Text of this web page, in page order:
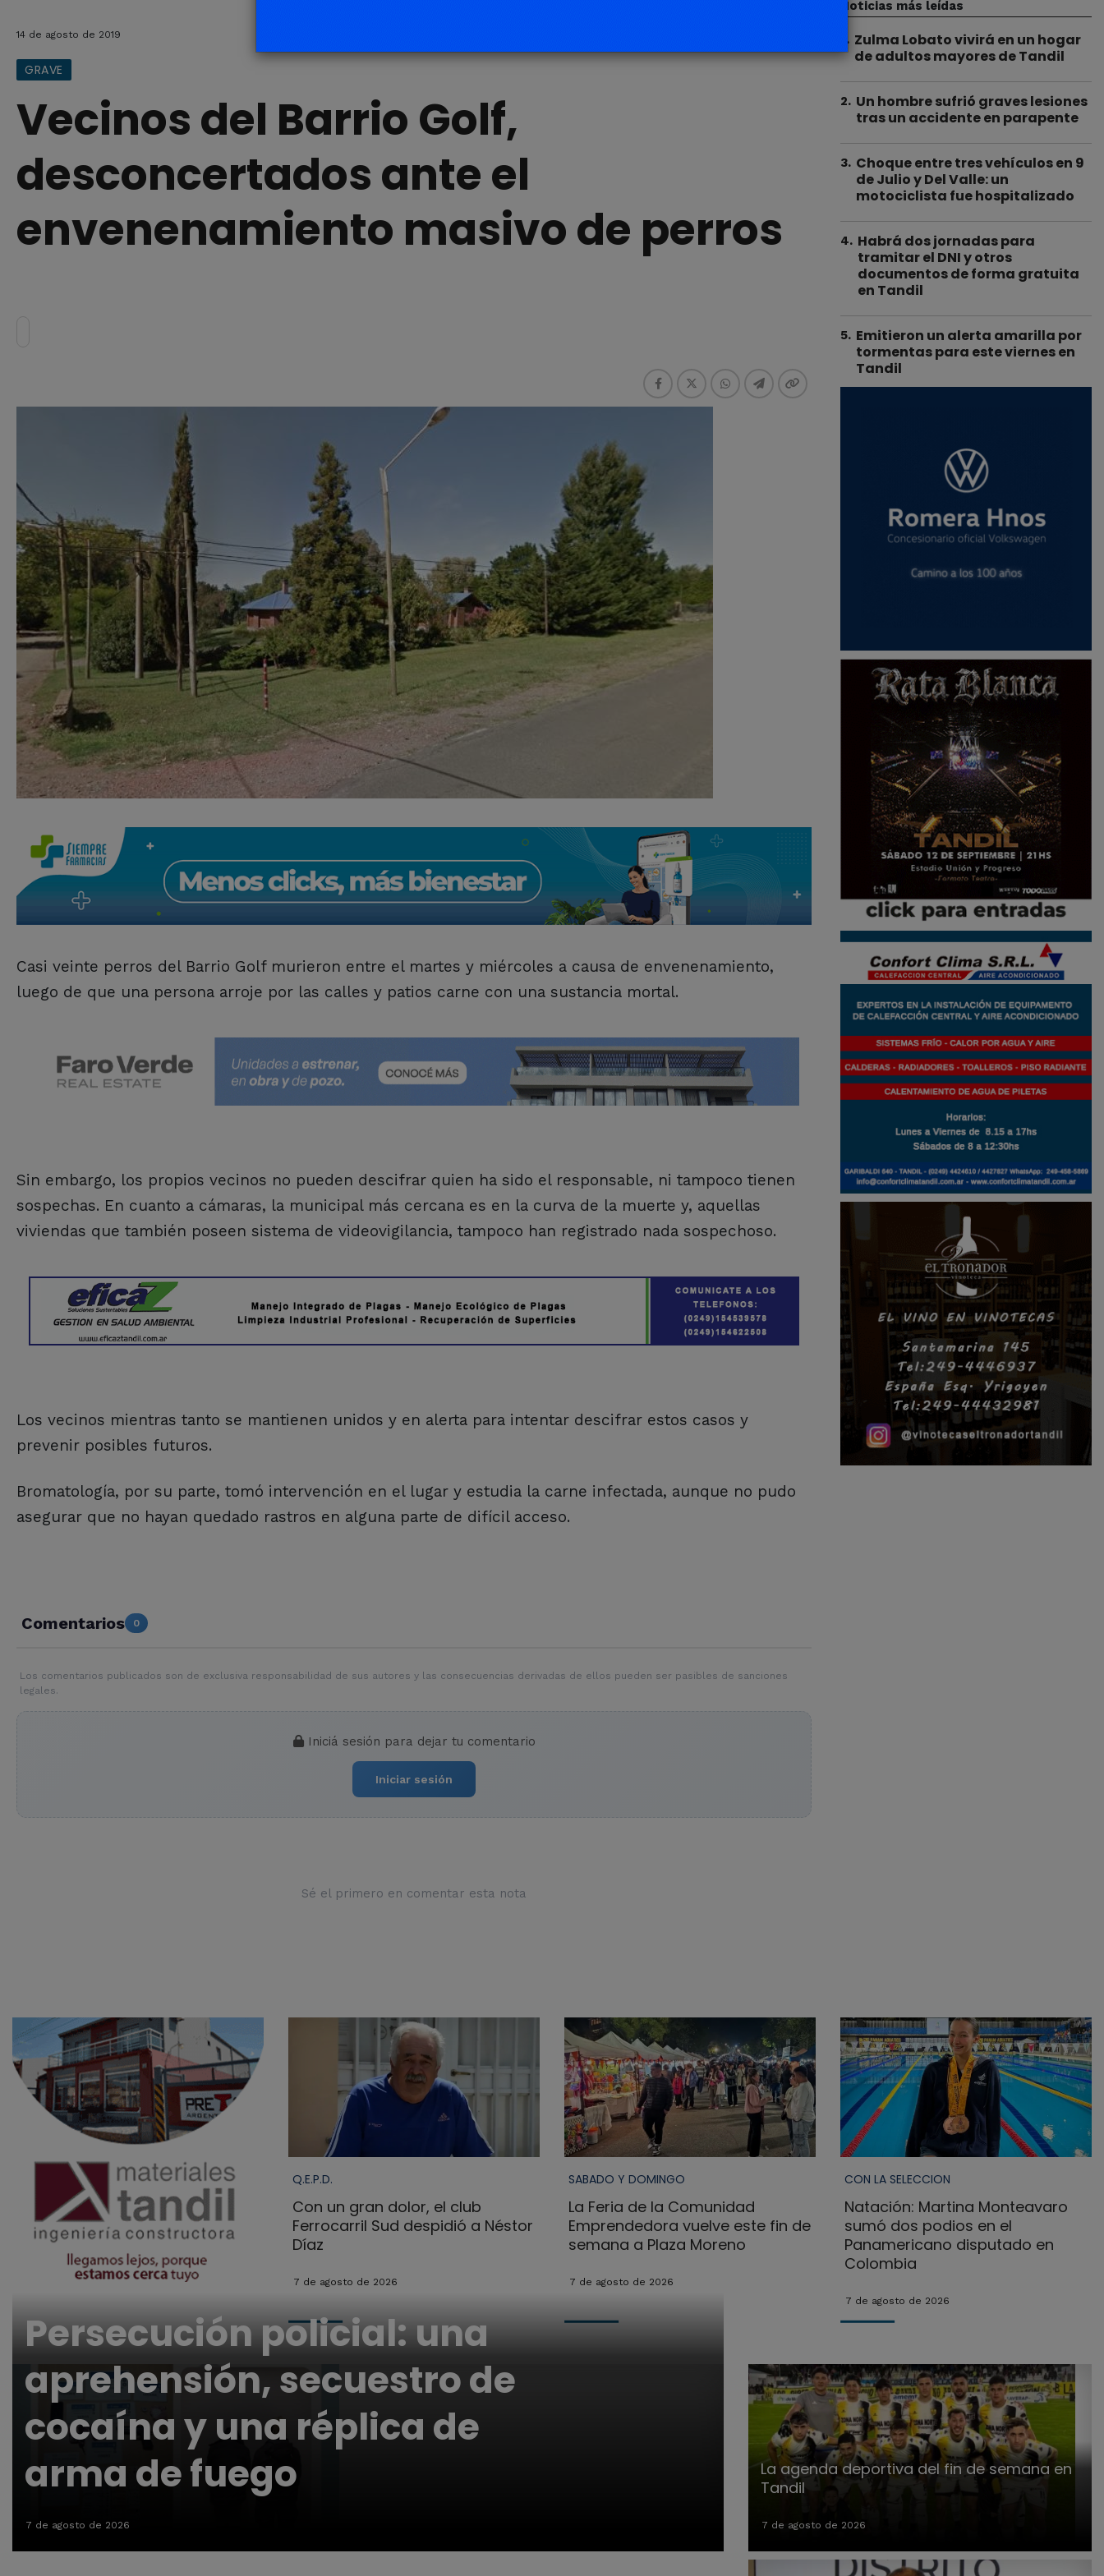
14 de agosto de 2019
GRAVE
Vecinos del Barrio Golf,
desconcertados ante el
envenenamiento masivo de perros
Casi veinte perros del Barrio Golf murieron entre el martes y miércoles a causa de envenenamiento,
luego de que una persona arroje por las calles y patios carne con una sustancia mortal.
Sin embargo, los propios vecinos no pueden descifrar quien ha sido el responsable, ni tampoco tienen
sospechas. En cuanto a cámaras, la municipal más cercana es en la curva de la muerte y, aquellas
viviendas que también poseen sistema de videovigilancia, tampoco han registrado nada sospechoso.
Los vecinos mientras tanto se mantienen unidos y en alerta para intentar descifrar estos casos y
prevenir posibles futuros.
Bromatología, por su parte, tomó intervención en el lugar y estudia la carne infectada, aunque no pudo
asegurar que no hayan quedado rastros en alguna parte de difícil acceso.
Comentarios 0
Los comentarios publicados son de exclusiva responsabilidad de sus autores y las consecuencias derivadas de ellos pueden ser pasibles de sanciones
legales.
Iniciá sesión para dejar tu comentario
Iniciar sesión
Sé el primero en comentar esta nota
Noticias más leídas
. Zulma Lobato vivirá en un hogar
de adultos mayores de Tandil
2. Un hombre sufrió graves lesiones
tras un accidente en parapente
3. Choque entre tres vehículos en 9
de Julio y Del Valle: un
motociclista fue hospitalizado
4. Habrá dos jornadas para
tramitar el DNI y otros
documentos de forma gratuita
en Tandil
5. Emitieron un alerta amarilla por
tormentas para este viernes en
Tandil
Q.E.P.D.
Con un gran dolor, el club
Ferrocarril Sud despidió a Néstor
Díaz
7 de agosto de 2026
SABADO Y DOMINGO
La Feria de la Comunidad
Emprendedora vuelve este fin de
semana a Plaza Moreno
7 de agosto de 2026
CON LA SELECCION
Natación: Martina Monteavaro
sumó dos podios en el
Panamericano disputado en
Colombia
7 de agosto de 2026
Persecución policial: una
aprehensión, secuestro de
cocaína y una réplica de
arma de fuego
7 de agosto de 2026
La agenda deportiva del fin de semana en
Tandil
7 de agosto de 2026